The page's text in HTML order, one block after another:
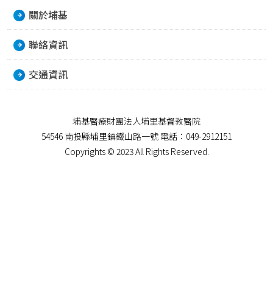
關於埔基
聯絡資訊
交通資訊
埔基醫療財團法人埔里基督教醫院
54546 南投縣埔里鎮鐵山路一號 電話：049-2912151
Copyrights © 2023 All Rights Reserved.